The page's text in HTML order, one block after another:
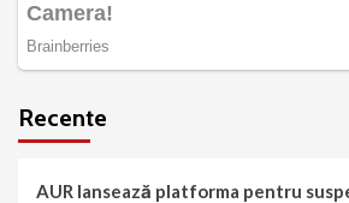
Recente
AUR lansează platforma pentru